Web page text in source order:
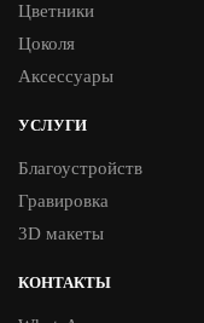
Цветники
Цоколя
Аксессуары
УСЛУГИ
Благоустройств
Гравировка
3D макеты
КОНТАКТЫ